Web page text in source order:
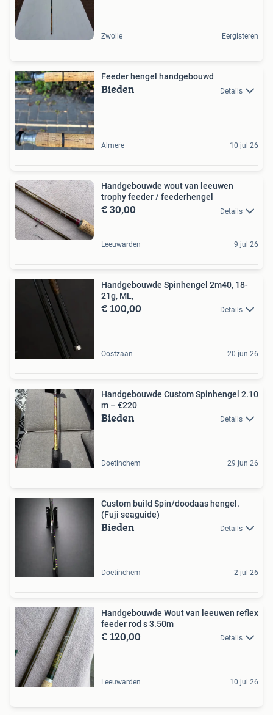
Zwolle Eergisteren
Feeder hengel handgebouwd
Bieden Details
Almere 10 jul 26
Handgebouwde wout van leeuwen
trophy feeder / feederhengel
€ 30,00 Details
Leeuwarden 9 jul 26
Handgebouwde Spinhengel 2m40, 18-
21g, ML,
€ 100,00 Details
Oostzaan 20 jun 26
Handgebouwde Custom Spinhengel 2.10
m – €220
Bieden Details
Doetinchem 29 jun 26
Custom build Spin/doodaas hengel.
(Fuji seaguide)
Bieden Details
Doetinchem 2 jul 26
Handgebouwde Wout van leeuwen reflex
feeder rod s 3.50m
€ 120,00 Details
Leeuwarden 10 jul 26